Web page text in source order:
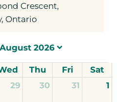
Crescent,
Ontario
(PAE) plan
August 2026
Thu Fri
Sat
29 30 31 1